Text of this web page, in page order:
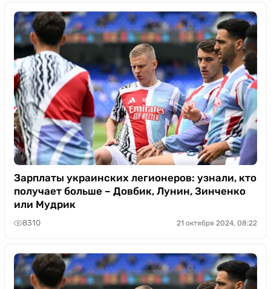
Зарплаты украинских легионеров: узнали, кто
получает больше – Довбик, Лунин, Зинченко
или Мудрик
8310 21 октября 2024, 08:22